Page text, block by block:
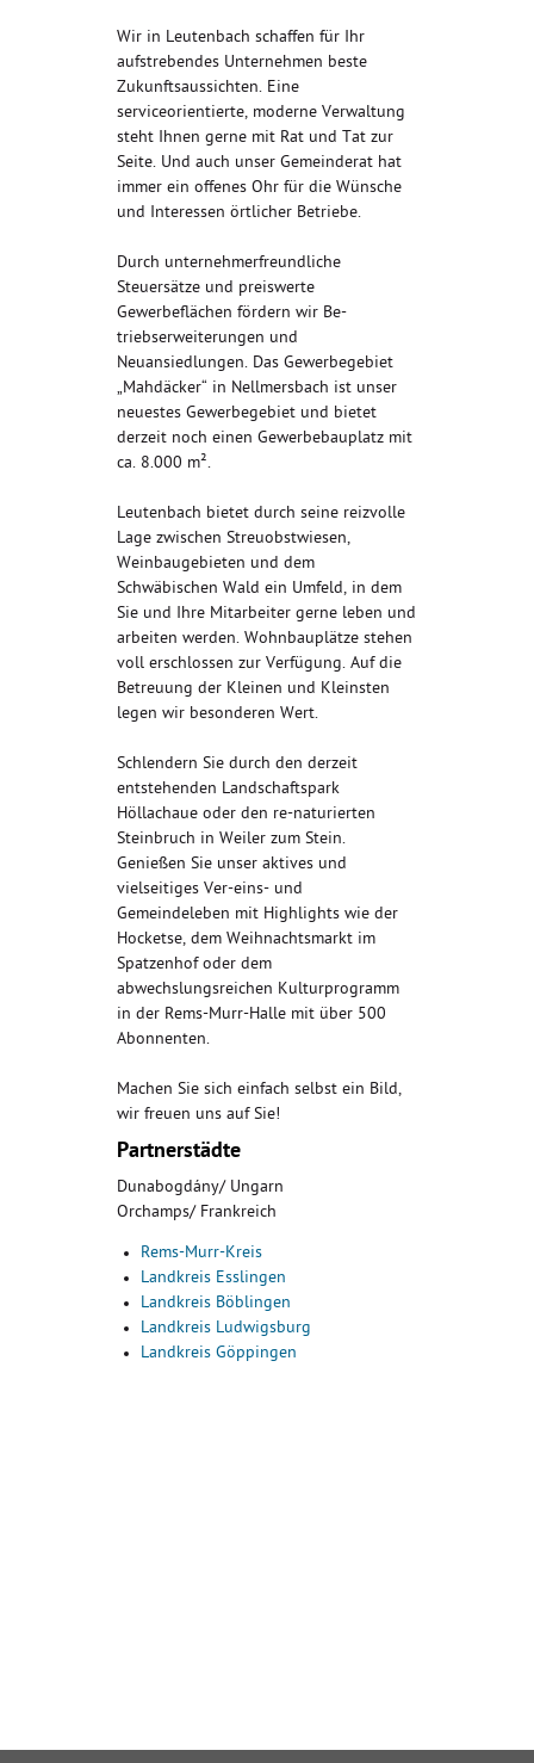
Wir in Leutenbach schaffen für Ihr
aufstrebendes Unternehmen beste
Zukunftsaussichten. Eine
serviceorientierte, moderne Verwaltung
steht Ihnen gerne mit Rat und Tat zur
Seite. Und auch unser Gemeinderat hat
immer ein offenes Ohr für die Wünsche
und Interessen örtlicher Betriebe.
Durch unternehmerfreundliche
Steuersätze und preiswerte
Gewerbeflächen fördern wir Be-
triebserweiterungen und
Neuansiedlungen. Das Gewerbegebiet
„Mahdäcker“ in Nellmersbach ist unser
neuestes Gewerbegebiet und bietet
derzeit noch einen Gewerbebauplatz mit
ca. 8.000 m².
Leutenbach bietet durch seine reizvolle
Lage zwischen Streuobstwiesen,
Weinbaugebieten und dem
Schwäbischen Wald ein Umfeld, in dem
Sie und Ihre Mitarbeiter gerne leben und
arbeiten werden. Wohnbauplätze stehen
voll erschlossen zur Verfügung. Auf die
Betreuung der Kleinen und Kleinsten
legen wir besonderen Wert.
Schlendern Sie durch den derzeit
entstehenden Landschaftspark
Höllachaue oder den re-naturierten
Steinbruch in Weiler zum Stein.
Genießen Sie unser aktives und
vielseitiges Ver-eins- und
Gemeindeleben mit Highlights wie der
Hocketse, dem Weihnachtsmarkt im
Spatzenhof oder dem
abwechslungsreichen Kulturprogramm
in der Rems-Murr-Halle mit über 500
Abonnenten.
Machen Sie sich einfach selbst ein Bild,
wir freuen uns auf Sie!
Partnerstädte
Dunabogdány/ Ungarn
Orchamps/ Frankreich
Rems-Murr-Kreis
Landkreis Esslingen
Landkreis Böblingen
Landkreis Ludwigsburg
Landkreis Göppingen